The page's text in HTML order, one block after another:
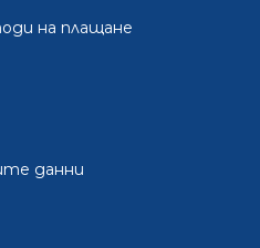
на плащане
данни